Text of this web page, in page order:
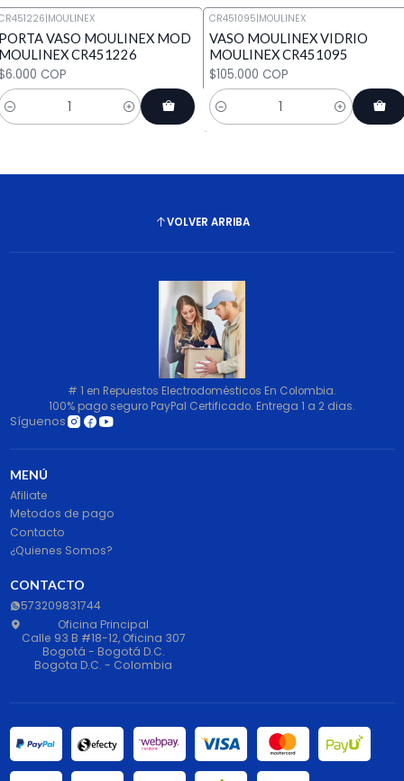
|MOULINEX
VASO MOULINEX MOD
CR451226
COP
CR451095|MOULINEX
VASO MOULINEX VIDRIO
MOULINEX CR451095
$105.000 COP
Cantidad
VOLVER ARRIBA
# 1 en Repuestos Electrodomésticos En Colombia.
100% pago seguro PayPal Certificado. Entrega 1 a 2 dias.
Síguenos
MENÚ
Afiliate
Metodos de pago
Contacto
¿Quienes Somos?
CONTACTO
573209831744
Oficina Principal
Calle 93 B #18-12, Oficina 307
Bogotá - Bogotá D.C.
Bogota D.C. - Colombia